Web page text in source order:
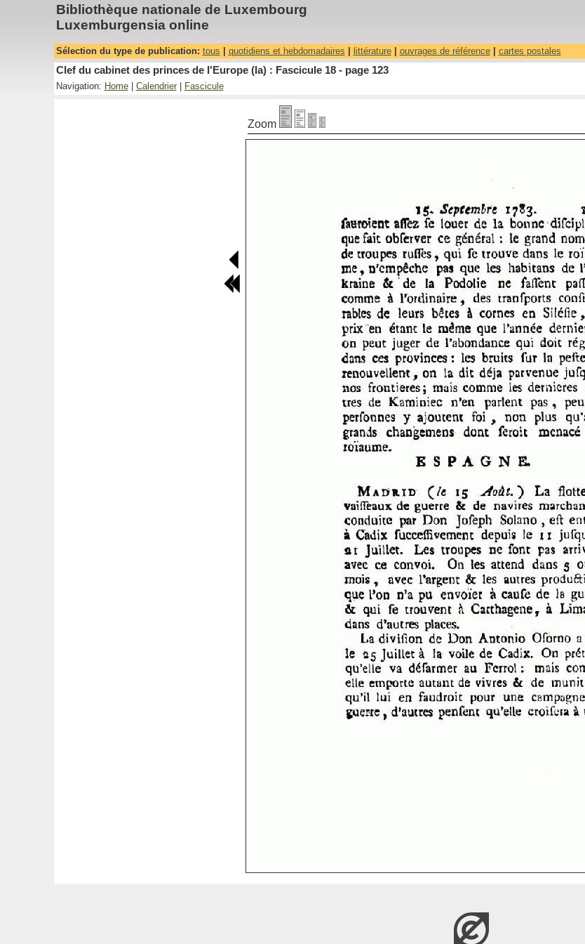
Bibliothèque nationale de Luxembourg
Luxemburgensia online
Sélection du type de publication: tous quotidiens et hebdomadaires littérature| ouvrages de référence| cartes postales
Clef du cabinet des princes de l'Europe (la) : Fascicule 18 - page 123
Navigation: Home| Calendrier| Fascicule
Zoom